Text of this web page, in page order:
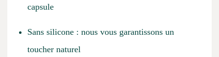
capsule
Sans silicone : nous vous garantissons un
toucher naturel